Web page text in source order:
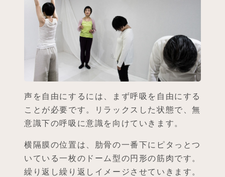
声を自由にするには、まず呼吸を自由にする
ことが必要です。リラックスした状態で、無
意識下の呼吸に意識を向けていきます。
横隔膜の位置は、肋骨の一番下にピタっとつ
いている一枚のドーム型の円形の筋肉です。
繰り返し繰り返しイメージさせていきます。